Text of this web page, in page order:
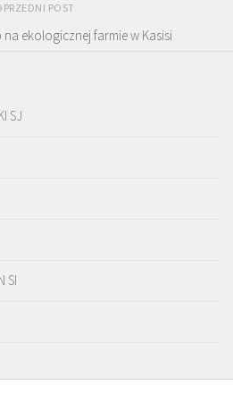
POST
na ekologicznej farmie w Kasisi
SJ
SI